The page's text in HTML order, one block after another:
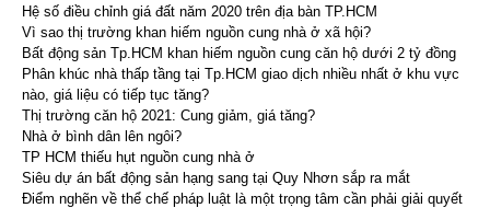
Hệ số điều chỉnh giá đất năm 2020 trên địa bàn TP.HCM
Vì sao thị trường khan hiếm nguồn cung nhà ở xã hội?
Bất động sản Tp.HCM khan hiếm nguồn cung căn hộ dưới 2 tỷ đồng
Phân khúc nhà thấp tầng tại Tp.HCM giao dịch nhiều nhất ở khu vực
nào, giá liệu có tiếp tục tăng?
Thị trường căn hộ 2021: Cung giảm, giá tăng?
Nhà ở bình dân lên ngôi?
TP HCM thiếu hụt nguồn cung nhà ở
Siêu dự án bất động sản hạng sang tại Quy Nhơn sắp ra mắt
Điểm nghẽn về thể chế pháp luật là một trọng tâm cần phải giải quyết